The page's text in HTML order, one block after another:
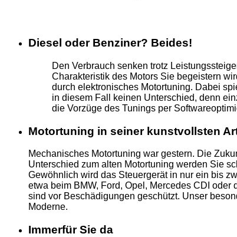
Diesel oder Benziner? Beides!
Den Verbrauch senken trotz
Charakteristik des Motors Sie begeistern
durch elektronisches Motortuning. Dabei
in diesem Fall keinen Unterschied, denn
die Vorzüge des Tunings per
Motortuning in seiner kunstvollsten
Mechanisches Motortuning war gestern. Die
Unterschied zum alten Motortuning werden Sie
Gewöhnlich wird das Steuergerät in nur ein bis
etwa beim BMW, Ford, Opel, Mercedes CDI
sind vor Beschädigungen geschützt. Unser
Moderne.
Immerfür Sie da